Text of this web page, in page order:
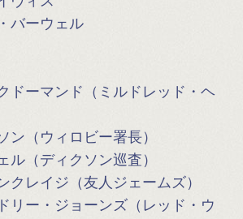
バーウェル
ドーマンド（ミルドレッド・ヘ
ン（ウィロビー署長）
ル（ディクソン巡査）
クレイジ（友人ジェームズ）
リー・ジョーンズ（レッド・ウ